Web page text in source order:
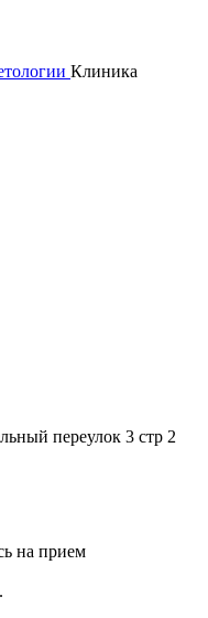
Клиника
переулок 3 стр 2